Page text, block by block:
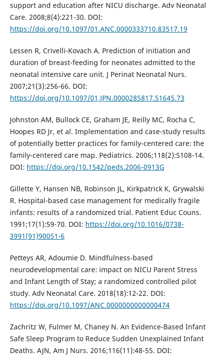
support and education after NICU discharge. Adv Neonatal
Care. 2008;8(4):221-30. DOI:
https://doi.org/10.1097/01.ANC.0000333710.83517.19
Lessen R, Crivelli-Kovach A. Prediction of initiation and
duration of breast-feeding for neonates admitted to the
neonatal intensive care unit. J Perinat Neonatal Nurs.
2007;21(3):256-66. DOI:
https://doi.org/10.1097/01.JPN.0000285817.51645.73
Johnston AM, Bullock CE, Graham JE, Reilly MC, Rocha C,
Hoopes RD Jr, et al. Implementation and case-study results
of potentially better practices for family-centered care: the
family-centered care map. Pediatrics. 2006;118(2):S108-14.
DOI: https://doi.org/10.1542/peds.2006-0913G
Gillette Y, Hansen NB, Robinson JL, Kirkpatrick K, Grywalski
R. Hospital-based case management for medically fragile
infants: results of a randomized trial. Patient Educ Couns.
1991;17(1):59-70. DOI: https://doi.org/10.1016/0738-
3991(91)90051-6
Petteys AR, Adoumie D. Mindfulness-based
neurodevelopmental care: impact on NICU Parent Stress
and Infant Length of Stay; a randomized controlled pilot
study. Adv Neonatal Care. 2018(18):12-22. DOI:
https://doi.org/10.1097/ANC.0000000000000474
Zachritz W, Fulmer M, Chaney N. An Evidence-Based Infant
Safe Sleep Program to Reduce Sudden Unexplained Infant
Deaths. AJN, Am J Nurs. 2016;116(11):48-55. DOI: